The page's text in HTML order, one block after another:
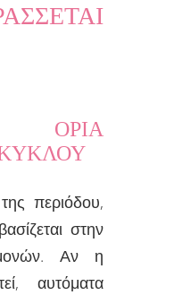
ΟΡΙΑ
περιόδου,
στην
Αν η
αυτόματα